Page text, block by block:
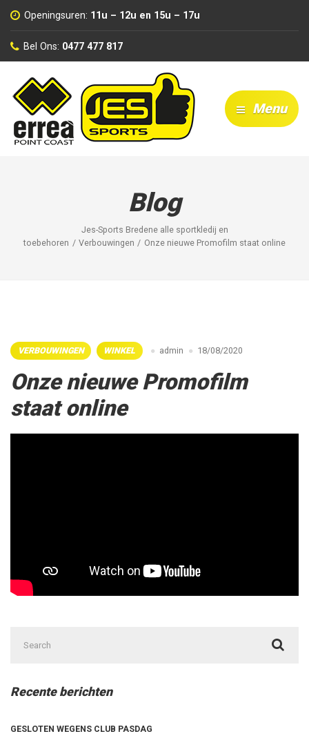
Openingsuren: 11u – 12u en 15u – 17u
Bel Ons: 0477 477 817
Menu
Blog
Jes-Sports Bredene alle sportkledij en
toebehoren
Verbouwingen Onze nieuwe Promofilm staat online
VERBOUWINGEN WINKEL admin 18/08/2020
Onze nieuwe Promofilm
staat online
for:
Recente berichten
GESLOTEN WEGENS CLUB PASDAG